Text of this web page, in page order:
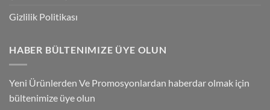
Gizlilik Politikası
HABER BÜLTENIMIZE ÜYE OLUN
Yeni Ürünlerden Ve Promosyonlardan haberdar olmak için
bültenimize üye olun